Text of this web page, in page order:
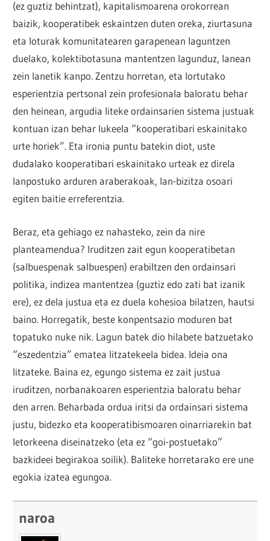
(ez guztiz behintzat), kapitalismoarena orokorrean
baizik, kooperatibek eskaintzen duten oreka, ziurtasuna
eta loturak komunitatearen garapenean laguntzen
duelako, kolektibotasuna mantentzen lagunduz, lanean
zein lanetik kanpo. Zentzu horretan, eta lortutako
esperientzia pertsonal zein profesionala baloratu behar
den heinean, argudia liteke ordainsarien sistema justuak
kontuan izan behar lukeela “kooperatibari eskainitako
urte horiek”. Eta ironia puntu batekin diot, uste
dudalako kooperatibari eskainitako urteak ez direla
lanpostuko arduren araberakoak, lan-bizitza osoari
egiten baitie erreferentzia.
Beraz, eta gehiago ez nahasteko, zein da nire
planteamendua? Iruditzen zait egun kooperatibetan
(salbuespenak salbuespen) erabiltzen den ordainsari
politika, indizea mantentzea (guztiz edo zati bat izanik
ere), ez dela justua eta ez duela kohesioa bilatzen, hautsi
baino. Horregatik, beste konpentsazio moduren bat
topatuko nuke nik. Lagun batek dio hilabete batzuetako
“eszedentzia” ematea litzatekeela bidea. Ideia ona
litzateke. Baina ez, egungo sistema ez zait justua
iruditzen, norbanakoaren esperientzia baloratu behar
den arren. Beharbada ordua iritsi da ordainsari sistema
justu, bidezko eta kooperatibismoaren oinarriarekin bat
letorkeena diseinatzeko (eta ez “goi-postuetako”
bazkideei begirakoa soilik). Baliteke horretarako ere une
egokia izatea egungoa.
naroa